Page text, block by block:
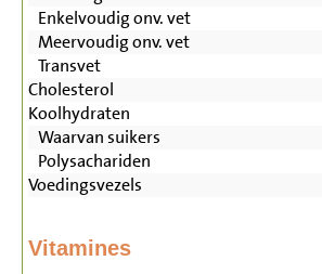
Enkelvoudig onv. vet
Meervoudig onv. vet
Transvet
Cholesterol
Koolhydraten
Waarvan suikers
Polysachariden
Voedingsvezels
Vitamines